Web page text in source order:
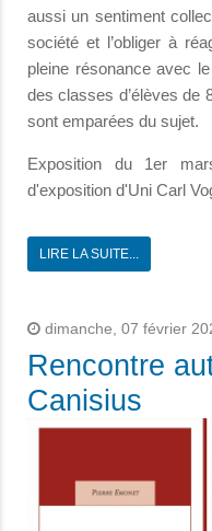
aussi un sentiment
société et l’obliger à
pleine résonance avec
des classes d’élèves de
sont emparées du sujet.
Exposition du 1er
d'exposition d'Uni Carl
LIRE LA SUITE...
dimanche, 07 février
Rencontre
Canisius